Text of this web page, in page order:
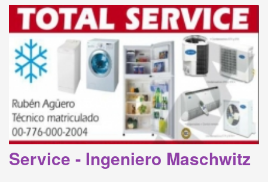
Service - Ingeniero Maschwitz